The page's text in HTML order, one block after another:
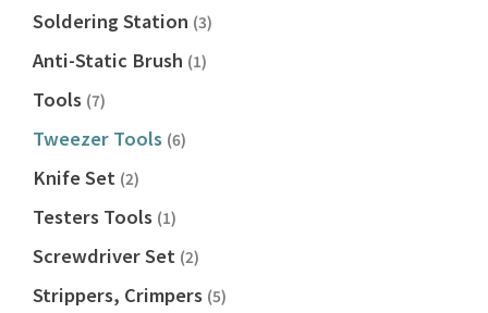
Soldering Station (3)
Anti-Static Brush (1)
Tools (7)
Tweezer Tools (6)
Knife Set (2)
Testers Tools (1)
Screwdriver Set (2)
Strippers, Crimpers (5)